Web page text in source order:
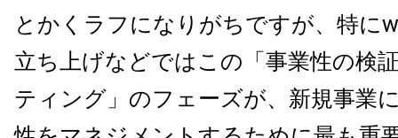
とかくラフになりがちですが、特に
立ち上げなどではこの「事業性の検
ティング」のフェーズが、新規事業